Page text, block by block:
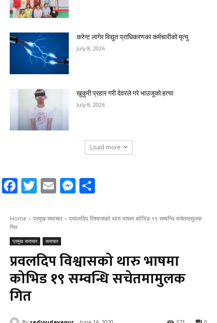
करेन्ट लागेर विद्युत प्राधिकरणका कर्मचारीको मृत्यु
July 8, 2026
खुकुरी प्रहार गरी देवरले गरे भाउजूको हत्या
July 8, 2026
Load more
Facebook
Twitter
EmailMessenger